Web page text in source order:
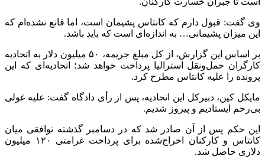
وی گفت: قبول دارم که کانتاس پشیمان است، اما قانع نشده‌ام که
این میزان پشیمانی… به اندازه‌ای است که باید باشد.
بر اساس این گزارش، از کل مبلغ جریمه، ۵۰ میلیون دلار به اتحادیه
کارگران حمل‌ونقل استرالیا پرداخت خواهد شد؛ اتحادیه‌ای که این
پرونده را علیه کانتاس مطرح کرد.
مایکل کین، دبیرکل این اتحادیه، پس از رأی دادگاه گفت: علیه غولی
بی‌رحم ایستادیم و پیروز شدیم.
این حکم پس از آن صادر شد که در دسامبر گذشته توافقی میان
کانتاس و کارکنان اخراج‌شده برای پرداخت غرامتی ۱۲۰ میلیون
دلاری حاصل شد.